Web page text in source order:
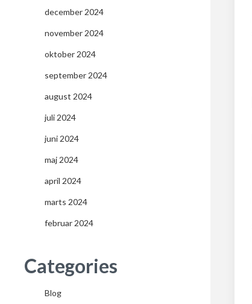
december 2024
november 2024
oktober 2024
september 2024
august 2024
juli 2024
juni 2024
maj 2024
april 2024
marts 2024
februar 2024
Categories
Blog